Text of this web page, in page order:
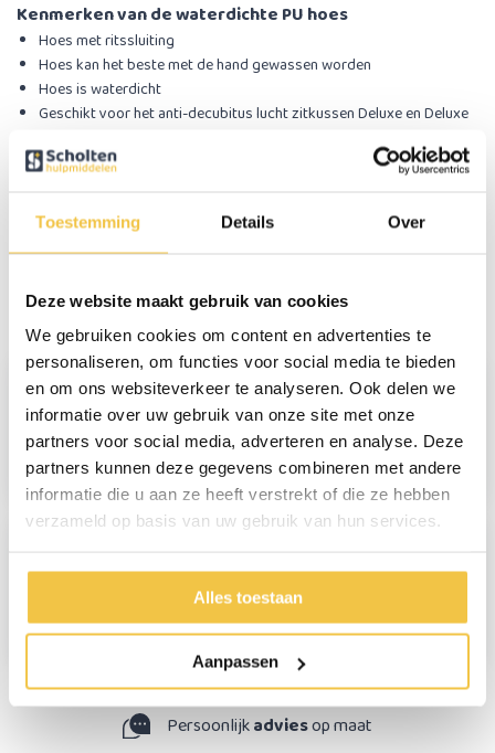
Toestemming Details Over
Deze website maakt gebruik van cookies
We gebruiken cookies om content en advertenties te
personaliseren, om functies voor social media te bieden
en om ons websiteverkeer te analyseren. Ook delen we
informatie over uw gebruik van onze site met onze
partners voor social media, adverteren en analyse. Deze
partners kunnen deze gegevens combineren met andere
informatie die u aan ze heeft verstrekt of die ze hebben
verzameld op basis van uw gebruik van hun services.
Alles toestaan
Aanpassen
Kenmerken van de waterdichte PU hoes
Hoes met ritssluiting
Hoes kan het beste met de hand gewassen worden
Hoes is waterdicht
Geschikt voor het anti-decubitus lucht zitkussen Deluxe en Deluxe
Persoonlijk advies
Start chat
Reviews (2)
Greet Mertens
Daarom dat we een 2de bestelling hebben geplaatst
Mie Verlinden
Nog niet gebruikt, ziet er heel degelijk uit
Persoonlijkadviesop maat